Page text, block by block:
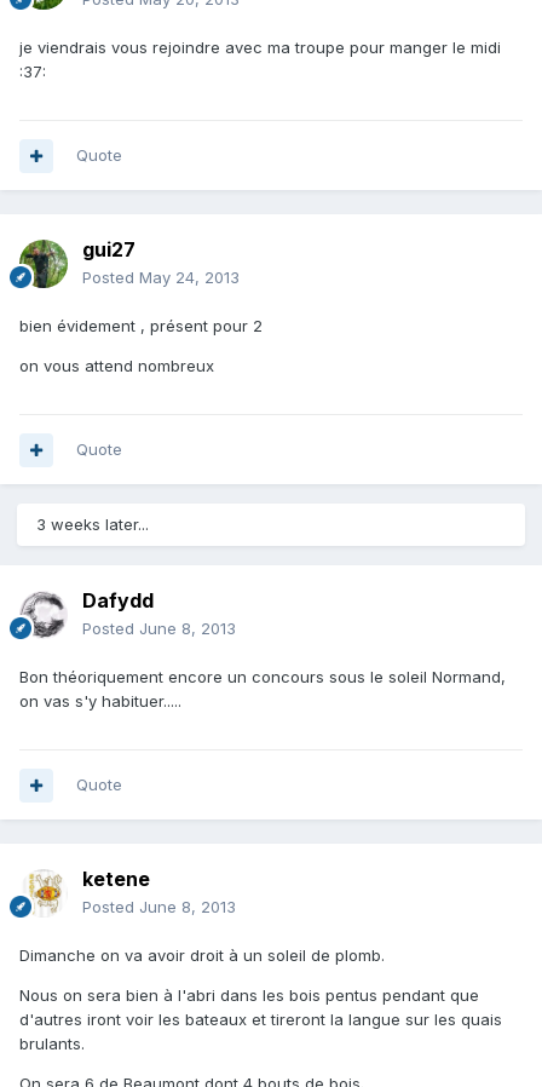
je viendrais vous rejoindre avec ma troupe pour manger le midi
:37:
Quote
gui27
Posted May 24, 2013
bien évidement , présent pour 2
on vous attend nombreux
Quote
3 weeks later...
Dafydd
Posted June 8, 2013
Bon théoriquement encore un concours sous le soleil Normand,
on vas s'y habituer.....
Quote
ketene
Posted June 8, 2013
Dimanche on va avoir droit à un soleil de plomb.
Nous on sera bien à l'abri dans les bois pentus pendant que
d'autres iront voir les bateaux et tireront la langue sur les quais
brulants.